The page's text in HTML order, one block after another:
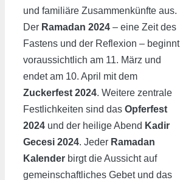
und familiäre Zusammenkünfte aus.
Der Ramadan 2024 – eine Zeit des
Fastens und der Reflexion – beginnt
voraussichtlich am 11. März und
endet am 10. April mit dem
Zuckerfest 2024. Weitere zentrale
Festlichkeiten sind das Opferfest
2024 und der heilige Abend Kadir
Gecesi 2024. Jeder Ramadan
Kalender birgt die Aussicht auf
gemeinschaftliches Gebet und das